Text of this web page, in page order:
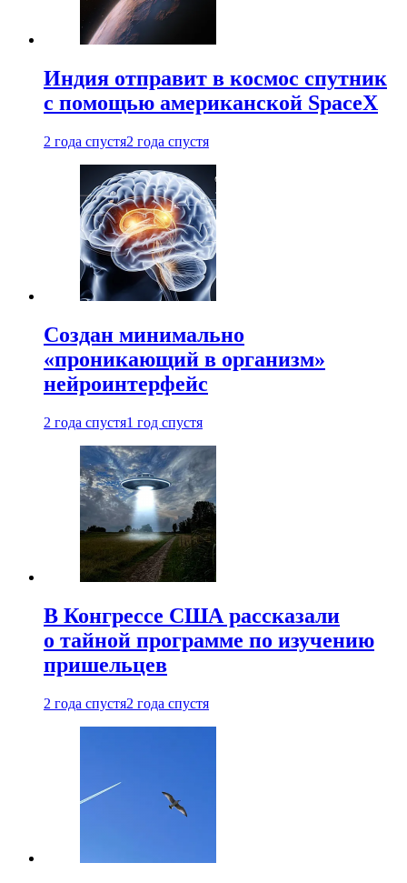
Индия отправит в космос спутник
с помощью американской SpaceX
2 года спустя2 года спустя
Создан минимально
«проникающий в организм»
нейроинтерфейс
2 года спустя1 год спустя
В Конгрессе США рассказали
о тайной программе по изучению
пришельцев
2 года спустя2 года спустя